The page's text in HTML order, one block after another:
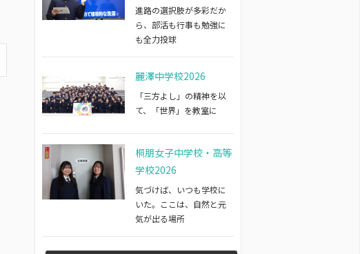
進路の選択肢が多彩だか
ら、部活も行事も勉強に
も全力投球
麗澤中学校2026
「三方よし」の精神を以
て、「世界」を教室に
桐朋女子中学校・高等
学校2026
気づけば、いつも学校に
いた。ここは、自然と元
気が出る場所